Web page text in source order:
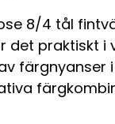
8/4 tål
det praktiskt i
färgnyanser